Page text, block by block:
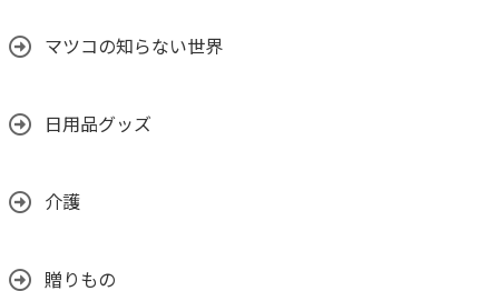
マツコの知らない世界
日用品グッズ
介護
贈りもの